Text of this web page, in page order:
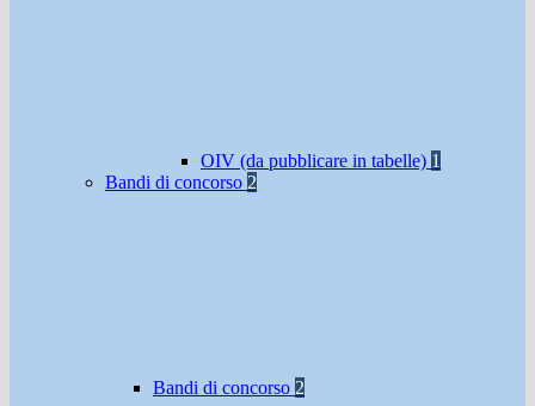
OIV (da pubblicare in tabelle) 1
Bandi di concorso 2
Bandi di concorso 2